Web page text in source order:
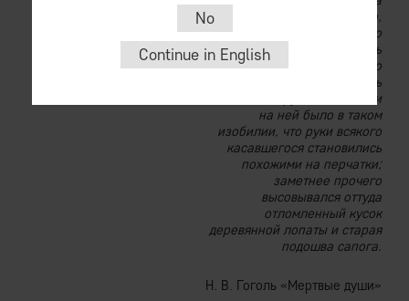
навалена на полу куча того,
что погрубее и что
недостойно лежать
на столах. Что именно
находилось в куче, решить
было трудно, ибо пыли
на ней было в таком
изобилии, что руки всякого
касавшегося становились
похожими на перчатки;
заметнее прочего
высовывался оттуда
отломленный кусок
деревянной лопаты и старая
подошва сапога.
Н. В. Гоголь «Мертвые души»
No
Continue in English